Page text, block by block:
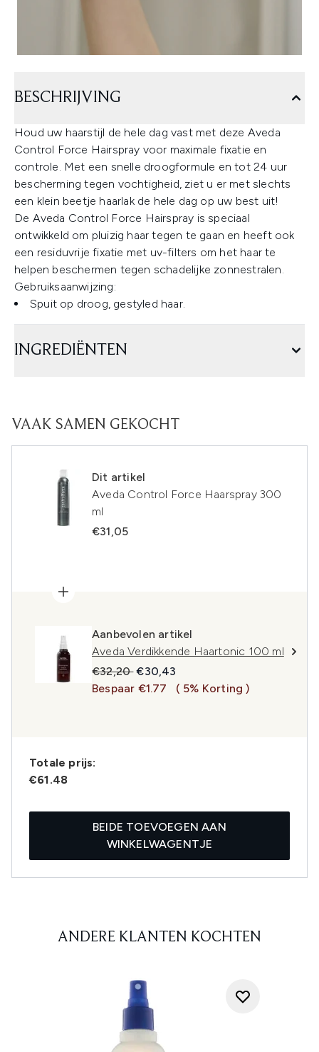
BESCHRIJVING
Houd uw haarstijl de hele dag vast met deze Aveda
Control Force Hairspray voor maximale fixatie en
controle. Met een snelle droogformule en tot 24 uur
bescherming tegen vochtigheid, ziet u er met slechts
een klein beetje haarlak de hele dag op uw best uit!
De Aveda Control Force Hairspray is speciaal
ontwikkeld om pluizig haar tegen te gaan en heeft ook
een residuvrije fixatie met uv-filters om het haar te
helpen beschermen tegen schadelijke zonnestralen.
Gebruiksaanwijzing:
Spuit op droog, gestyled haar.
INGREDIËNTEN
VAAK SAMEN GEKOCHT
Dit artikel
Aveda Control Force Haarspray 300
ml
€31,05
Aanbevolen artikel
Aveda Verdikkende Haartonic 100 ml
Recommended Retail Price:
€32,20Huidige prijs:
€30,43
Bespaar €1.77
( 5% Korting )
Totale prijs:
€61.48
BEIDE TOEVOEGEN AAN
WINKELWAGENTJE
ANDERE KLANTEN KOCHTEN